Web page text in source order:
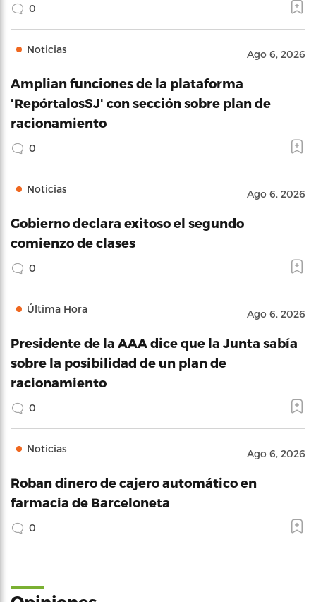
0
Noticias Ago 6, 2026
Amplian funciones de la plataforma
'RepórtalosSJ' con sección sobre plan de
racionamiento
0
Noticias Ago 6, 2026
Gobierno declara exitoso el segundo
comienzo de clases
0
Última Hora Ago 6, 2026
Presidente de la AAA dice que la Junta sabía
sobre la posibilidad de un plan de
racionamiento
0
Noticias Ago 6, 2026
Roban dinero de cajero automático en
farmacia de Barceloneta
0